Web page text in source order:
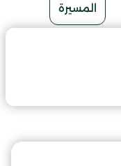
المسيرة